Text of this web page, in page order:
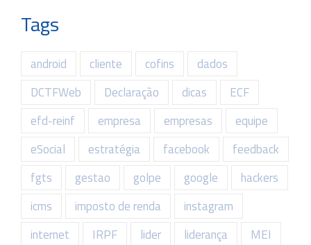
Tags
android cliente cofins
dados
DCTFWeb
Declaração dicas
ECF
efd-reinf
empresa empresas
equipe
eSocial
estratégia facebook
feedback
fgts
gestao golpe google
hackers
icms
imposto de renda
instagram
internet
IRPF lider liderança
MEI